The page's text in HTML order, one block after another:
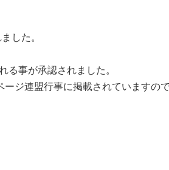
した。
る事が承認されました。
ジ連盟行事に掲載されていますの